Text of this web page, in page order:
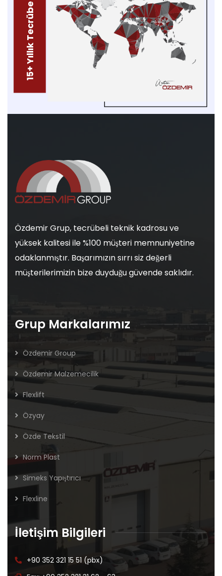
15+ Yıllık Tecrübe
Özdemir Grup, tecrübeli teknik kadrosu ve
yüksek kalitesi ile %100 müşteri memnuniyetine
odaklanmıştır. Başarımızın sırrı siz değerli
müşterilerimizin bize duyduğu güvende saklıdır.
Grup Markalarımız
Özdemir Group
Özdemir Malzemecilik
Flexlift
Özyay
Özde Tekstil
Norm Plast
Simeks Yapıştırıcı
Flexline
İletişim Bilgileri
+90 352 321 15 51 (pbx)